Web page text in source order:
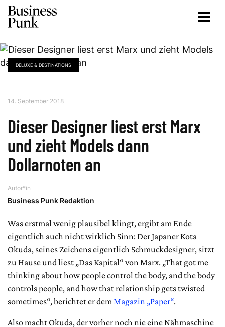
DELUXE & DESTINATIONS
14. September 2018
Dieser Designer liest erst Marx
und zieht Models dann
Dollarnoten an
Autor*in
Business Punk Redaktion
Was erstmal wenig plausibel klingt, ergibt am Ende
eigentlich auch nicht wirklich Sinn: Der Japaner Kota
Okuda, seines Zeichens eigentlich Schmuckdesigner, sitzt
zu Hause und liest „Das Kapital“ von Marx. „That got me
thinking about how people control the body, and the body
controls people, and how that relationship gets twisted
sometimes“, berichtet er demMagazin „Paper“.
Also macht Okuda, der vorher noch nie eine Nähmaschine